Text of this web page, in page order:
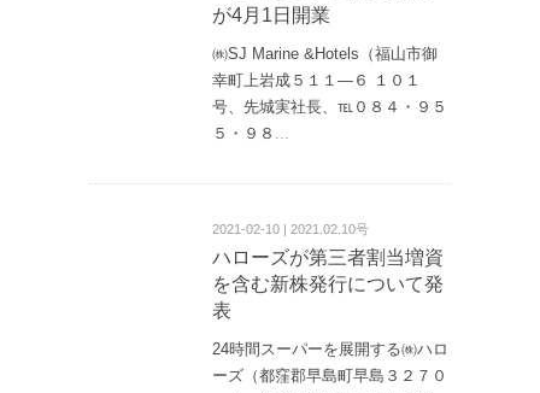
が4月1日開業
㈱SJ Marine &Hotels（福山市御
幸町上岩成５１１—６ １０１
号、先城実社長、℡０８４・９５
５・９８
2021-02-10 | 2021.02.10号
ハローズが第三者割当増資
を含む新株発行について発
表
24時間スーパーを展開する㈱ハロ
ーズ（都窪郡早島町早島３２７０